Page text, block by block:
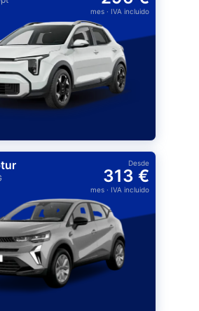
mes· IVA incluido
Desde
313 €
mes· IVA incluido